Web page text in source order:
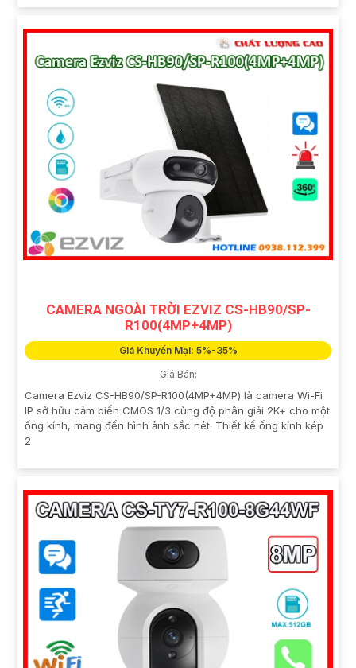
CAMERA NGOÀI TRỜI EZVIZ CS-HB90/SP-
R100(4MP+4MP)
Giá Khuyến Mại: 5%-35%
Giá Bán:
Camera Ezviz CS-HB90/SP-R100(4MP+4MP) là camera Wi-Fi
IP sở hữu cảm biến CMOS 1/3 cùng độ phân giải 2K+ cho một
ống kính, mang đến hình ảnh sắc nét. Thiết kế ống kính kép
2